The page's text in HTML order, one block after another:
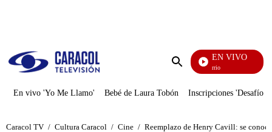
Enviar
EN VIVO
María La Del Barrio
En vivo 'Yo Me Llamo' Bebé de Laura Tobón Inscripciones 'Desafío'
Caracol TV / Cultura Caracol / Cine / Reemplazo de Henry Cavill: se